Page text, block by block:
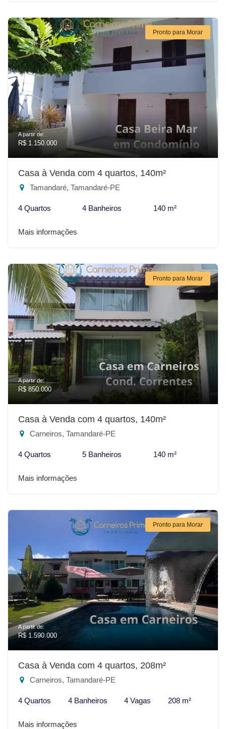
Pronto para Morar
A partir de:
R$ 1.150.000
Casa à Venda com 4 quartos, 140m²
Tamandaré, Tamandaré-PE
4 Quartos 4 Banheiros 140 m²
Mais informações
Pronto para Morar
A partir de:
R$ 850.000
Casa à Venda com 4 quartos, 140m²
Carneiros, Tamandaré-PE
4 Quartos 5 Banheiros 140 m²
Mais informações
Pronto para Morar
A partir de:
R$ 1.590.000
Casa à Venda com 4 quartos, 208m²
Carneiros, Tamandaré-PE
4 Quartos 4 Banheiros 4 Vagas 208 m²
Mais informações